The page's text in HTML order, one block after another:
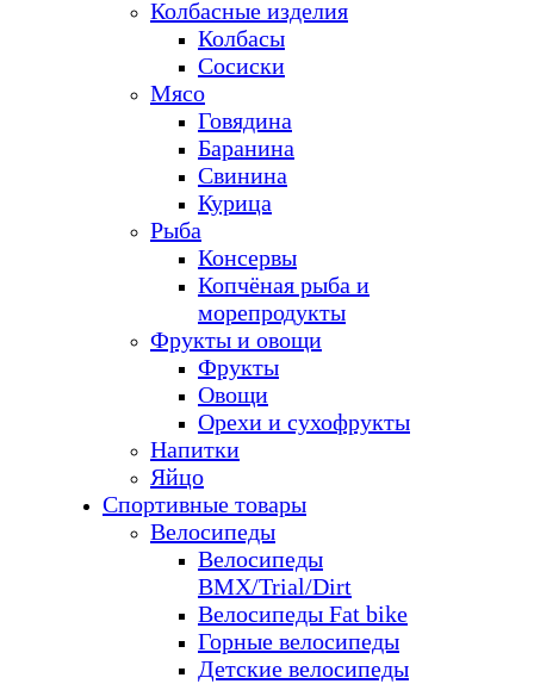
Колбасные изделия
Колбасы
Сосиски
Мясо
Говядина
Баранина
Свинина
Курица
Рыба
Консервы
Копчёная рыба и
морепродукты
Фрукты и овощи
Фрукты
Овощи
Орехи и сухофрукты
Напитки
Яйцо
Спортивные товары
Велосипеды
Велосипеды
BMX/Trial/Dirt
Велосипеды Fat bike
Горные велосипеды
Детские велосипеды